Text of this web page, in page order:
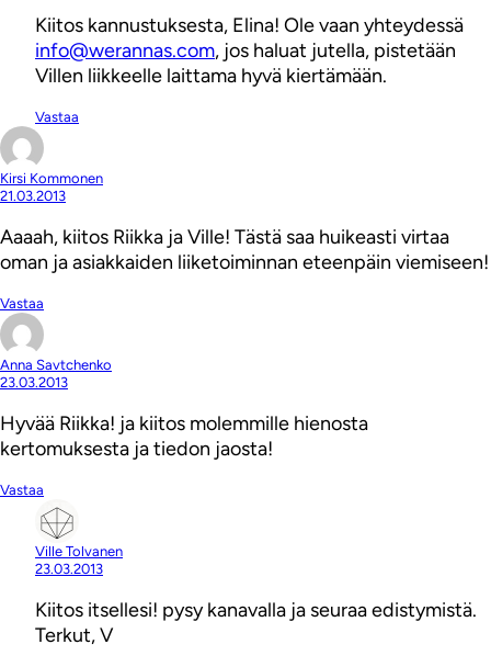
Kiitos kannustuksesta, Elina! Ole vaan yhteydessä
info@werannas.com, jos haluat jutella, pistetään
Villen liikkeelle laittama hyvä kiertämään.
Vastaa
Kirsi Kommonen
21.03.2013
Aaaah, kiitos Riikka ja Ville! Tästä saa huikeasti virtaa
oman ja asiakkaiden liiketoiminnan eteenpäin viemiseen!
Vastaa
Anna Savtchenko
23.03.2013
Hyvää Riikka! ja kiitos molemmille hienosta
kertomuksesta ja tiedon jaosta!
Vastaa
Ville Tolvanen
23.03.2013
Kiitos itsellesi! pysy kanavalla ja seuraa edistymistä.
Terkut, V